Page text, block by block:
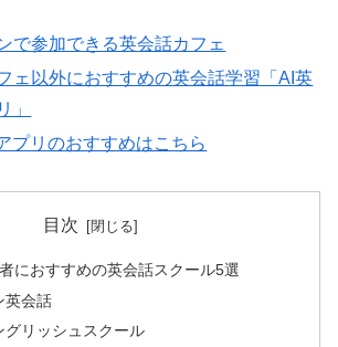
で参加できる英会話カフェ
ェ以外におすすめの英会話学習「AI英
」
プリのおすすめはこちら
目次
におすすめの英会話スクール5選
英会話
グリッシュスクール